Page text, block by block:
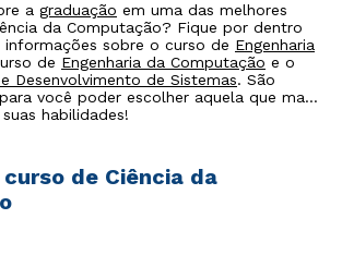
a graduação em uma das melhores
da Computação? Fique por dentro
sobre o curso de Engenharia
de Engenharia da Computação e o
Desenvolvimento de Sistemas. São
você poder escolher aquela que mais
habilidades!
de Ciência da